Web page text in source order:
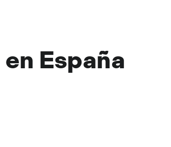
en España